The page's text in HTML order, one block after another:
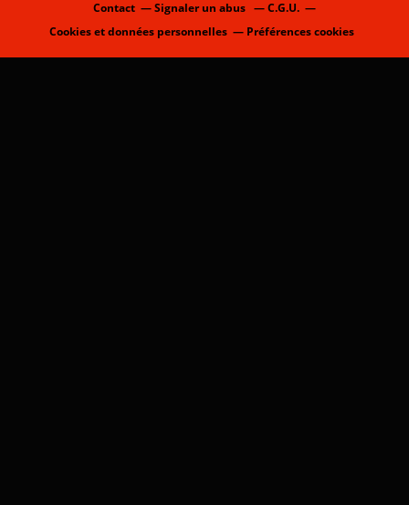
Contact Signaler un abus
C.G.U.
Cookies et données personnelles
Préférences cookies